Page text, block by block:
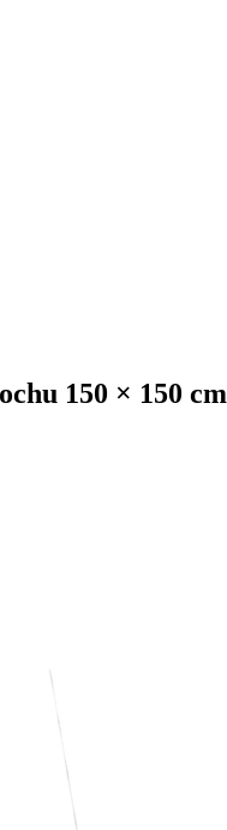
150 × 150 cm